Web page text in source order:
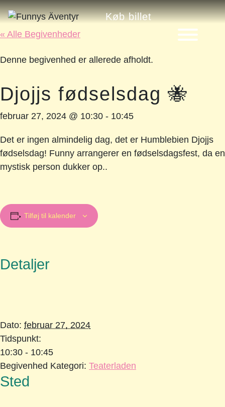
Køb billet
« Alle Begivenheder
Denne begivenhed er allerede afholdt.
Djojjs fødselsdag 🐝
februar 27, 2024 @ 10:30 - 10:45
Det er ingen almindelig dag, det er Humblebien Djojjs
fødselsdag! Funny arrangerer en fødselsdagsfest, da en
mystisk person dukker op..
Tilføj til kalender
Detaljer
Dato: februar 27, 2024
Tidspunkt:
10:30 - 10:45
Begivenhed Kategori: Teaterladen
Sted